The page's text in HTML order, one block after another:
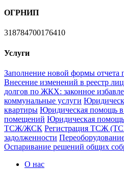
ОГРНИП
318784700176410
Услуги
Заполнение новой формы
Внесение изменений в реестр
долгов по ЖКХ: законное
коммунальные услуги
квартиры Юридическая помощь в
помещений Юридическая помощь
ТСЖ/ЖСК Регистрация ТСЖ
задолженности
Оспаривание решений общих
О нас